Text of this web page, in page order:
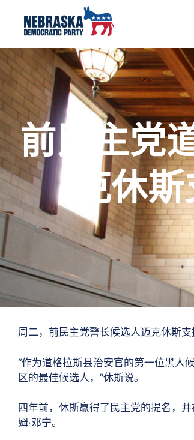
前民主党
克休
周二，前民主党警长候选人迈克休斯
“作为道格拉斯县治安官的第一位黑人
区的最佳候选人，”休斯说。
四年前，休斯赢得了民主党的提名，
姆·邓宁。